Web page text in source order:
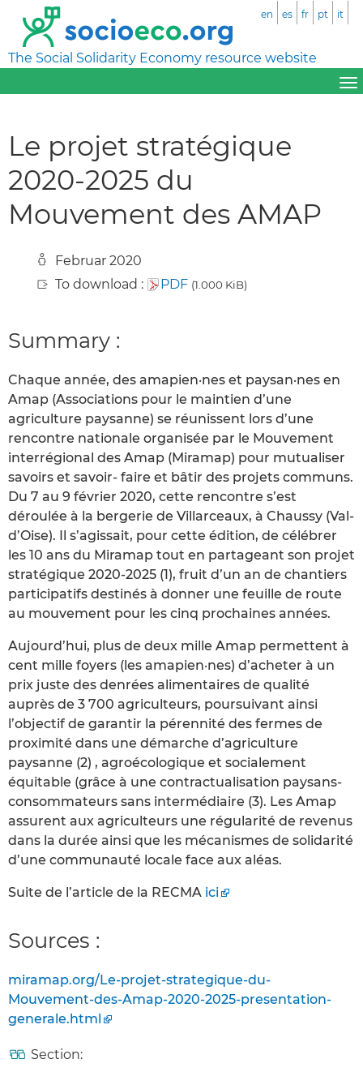
The Social Solidarity Economy resource website
en es fr pt it
Le projet stratégique
2020-2025 du
Mouvement des AMAP
Februar 2020
To download :
PDF (1.000 KiB)
Summary :
Chaque année, des amapien·nes et paysan·nes en
Amap (Associations pour le maintien d’une
agriculture paysanne) se réunissent lors d’une
rencontre nationale organisée par le Mouvement
interrégional des Amap (Miramap) pour mutualiser
savoirs et savoir- faire et bâtir des projets communs.
Du 7 au 9 février 2020, cette rencontre s’est
déroulée à la bergerie de Villarceaux, à Chaussy (Val-
d’Oise). Il s’agissait, pour cette édition, de célébrer
les 10 ans du Miramap tout en partageant son projet
stratégique 2020-2025 (1), fruit d’un an de chantiers
participatifs destinés à donner une feuille de route
au mouvement pour les cinq prochaines années.
Aujourd’hui, plus de deux mille Amap permettent à
cent mille foyers (les amapien·nes) d’acheter à un
prix juste des denrées alimentaires de qualité
auprès de 3 700 agriculteurs, poursuivant ainsi
l’objectif de garantir la pérennité des fermes de
proximité dans une démarche d’agriculture
paysanne (2) , agroécologique et socialement
équitable (grâce à une contractualisation paysans-
consommateurs sans intermédiaire (3). Les Amap
assurent aux agriculteurs une régularité de revenus
dans la durée ainsi que les mécanismes de solidarité
d’une communauté locale face aux aléas.
Suite de l’article de la RECMA ici
Sources :
miramap.org/Le-projet-strategique-du-
Mouvement-des-Amap-2020-2025-presentation-
generale.html
Section: